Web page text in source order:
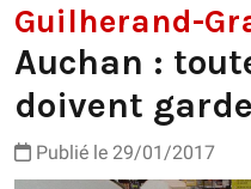
Guilherand-
Auchan :
doivent
Publié le 29/01/2017